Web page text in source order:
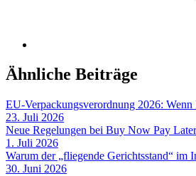
Ähnliche Beiträge
EU-Verpackungsverordnung 2026:
23. Juli 2026
Neue Regelungen bei Buy Now Pay Later
1. Juli 2026
Warum der „fliegende Gerichtsstand“ im
30. Juni 2026